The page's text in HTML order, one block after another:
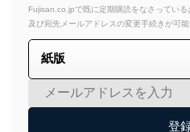
Fujisan.co.jpで既に定期購読をなさってい
及び宛先メールアドレスの変更手続きが可能